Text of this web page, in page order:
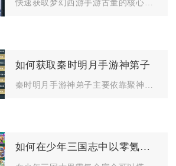
如何获取秦时明月手游神第子
如何在少年三国志中以零氪金的方式组建强力的阵容